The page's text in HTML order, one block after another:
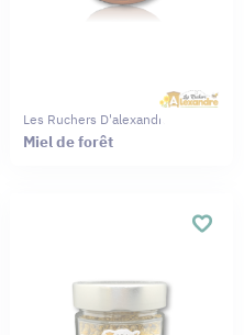
Les Ruchers D'alexandre
Miel de forêt